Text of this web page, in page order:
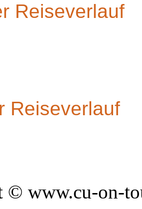
Reiseverlauf
Reiseverlauf
© www.cu-on-